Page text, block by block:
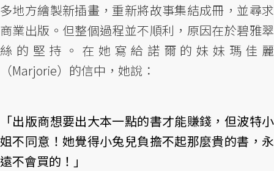
多地方繪製新插畫，重新將故事集結成冊，並尋求
商業出版。但整個過程並不順利，原因在於碧雅翠
絲的堅持。在她寫給諾爾的妹妹瑪佳麗
（Marjorie）的信中，她說：
「出版商想要出大本一點的書才能賺錢，但波特小
姐不同意！她覺得小兔兒負擔不起那麼貴的書，永
遠不會買的！」